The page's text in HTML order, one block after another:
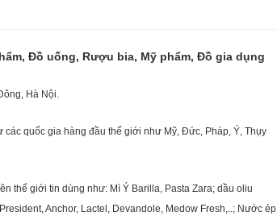
Đồ uống, Rượu bia, Mỹ phẩm, Đồ gia dụng
Hà Nội.
quốc gia hàng đầu thế giới như Mỹ, Đức, Pháp, Ý, Thụy
thế giới tin dùng như: Mì Ý Barilla, Pasta Zara; dầu oliu
Anchor, Lactel, Devandole, Medow Fresh,..; Nước ép